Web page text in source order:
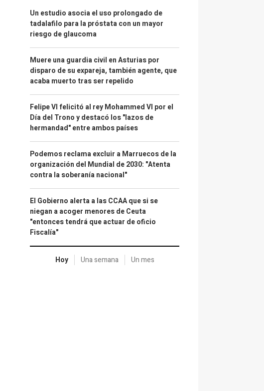
Un estudio asocia el uso prolongado de
tadalafilo para la próstata con un mayor
riesgo de glaucoma
Muere una guardia civil en Asturias por
disparo de su expareja, también agente, que
acaba muerto tras ser repelido
Felipe VI felicitó al rey Mohammed VI por el
Día del Trono y destacó los "lazos de
hermandad" entre ambos países
Podemos reclama excluir a Marruecos de la
organización del Mundial de 2030: "Atenta
contra la soberanía nacional"
El Gobierno alerta a las CCAA que si se
niegan a acoger menores de Ceuta
"entonces tendrá que actuar de oficio
Fiscalía"
Hoy Una semana Un mes